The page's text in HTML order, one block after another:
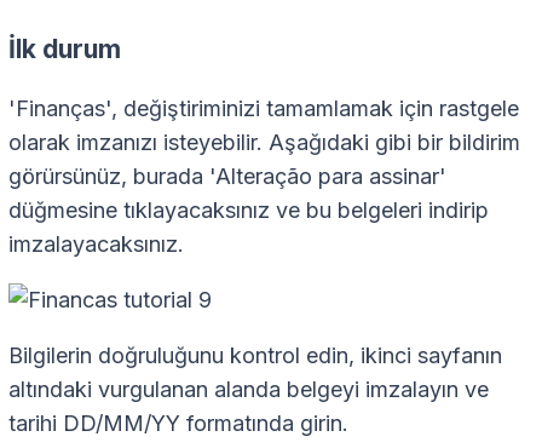
İlk durum
'Finanças', değiştiriminizi tamamlamak için rastgele
olarak imzanızı isteyebilir. Aşağıdaki gibi bir bildirim
görürsünüz, burada 'Alteração para assinar'
düğmesine tıklayacaksınız ve bu belgeleri indirip
imzalayacaksınız.
Bilgilerin doğruluğunu kontrol edin, ikinci sayfanın
altındaki vurgulanan alanda belgeyi imzalayın ve
tarihi DD/MM/YY formatında girin.